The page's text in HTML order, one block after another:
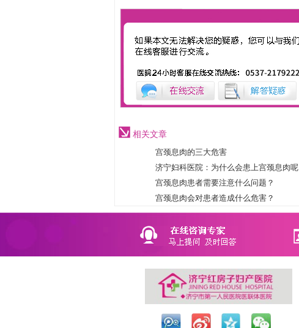
相关文章
宫颈息肉的三大危害
济宁妇科医院：为什么会患上宫颈息肉呢
宫颈息肉患者需要注意什么问题？
宫颈息肉会对患者造成什么危害？